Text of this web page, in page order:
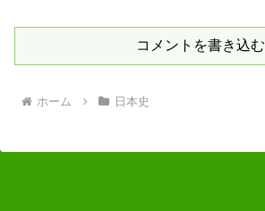
コメントを書き込む
ホーム 日本史